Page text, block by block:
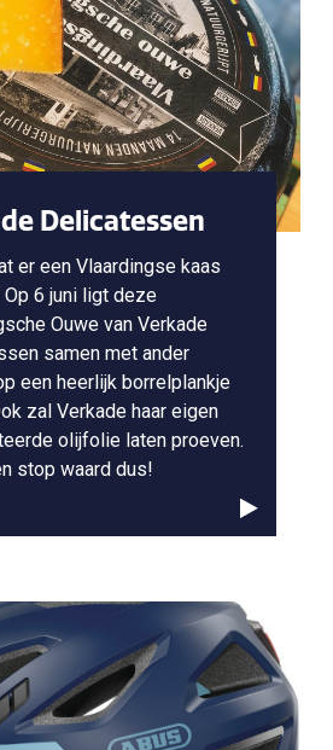
Delicatessen
er een Vlaardingse kaas
6 juni ligt deze
Ouwe van Verkade
samen met ander
een heerlijk borrelplankje
zal Verkade haar eigen
olijfolie laten proeven.
stop waard dus!